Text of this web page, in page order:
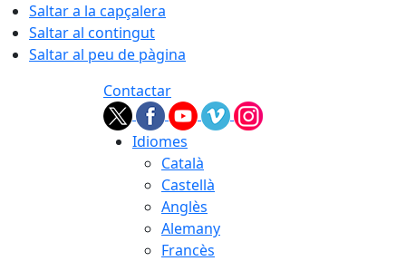
Saltar a la capçalera
Saltar al contingut
Saltar al peu de pàgina
Contactar
Idiomes
Català
Castellà
Anglès
Alemany
Francès